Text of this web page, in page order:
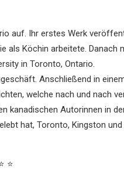
auf. Ihr erstes Werk
als Köchin arbeitete.
in Toronto, Ontario.
Anschließend in
welche nach und nach
kanadischen Autorinnen in
hat, Toronto, Kingston
⭐